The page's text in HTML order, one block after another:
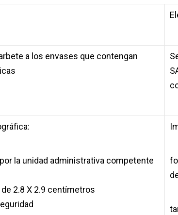
a los envases que contengan
la unidad administrativa competente
2.8 X 2.9 centímetros